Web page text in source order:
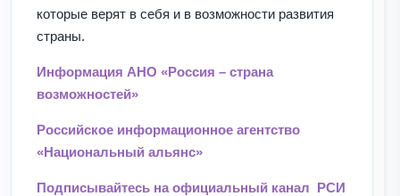
которые верят в себя и в возможности развития
страны.
Информация АНО «Россия – страна
возможностей»
Российское информационное агентство
«Национальный альянс»
Подписывайтесь на официальный канал РСИ